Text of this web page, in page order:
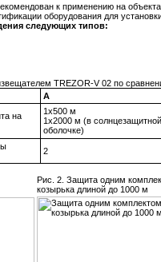
к применению на
оборудования для
следующих типов:
TREZOR-V 02 по
A
на
1х500 м
1х2000 м (в солнцезащитной
оболочке)
2
Рис. 2. Защита одним
козырька длиной до 1000 м